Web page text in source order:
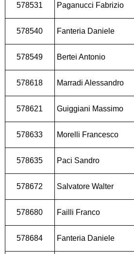
578531 Paganucci Fabrizio
578540 Fanteria Daniele
578549 Bertei Antonio
578618 Marradi Alessandro
578621 Guiggiani Massimo
578633 Morelli Francesco
578635 Paci Sandro
578672 Salvatore Walter
578680 Failli Franco
578684 Fanteria Daniele